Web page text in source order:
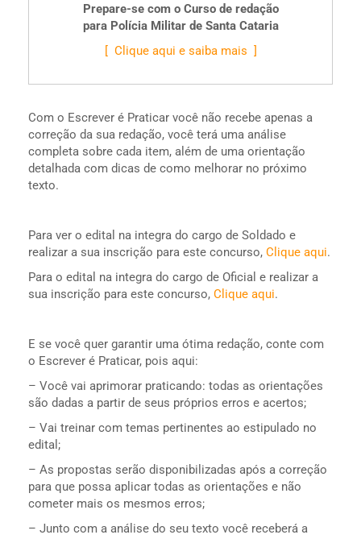
Prepare-se com o Curso de redação
para Polícia Militar de Santa Cataria
[ Clique aqui e saiba mais ]
Com o Escrever é Praticar você não recebe apenas a
correção da sua redação, você terá uma análise
completa sobre cada item, além de uma orientação
detalhada com dicas de como melhorar no próximo
texto.
Para ver o edital na integra do cargo de Soldado e
realizar a sua inscrição para este concurso, Clique aqui.
Para o edital na integra do cargo de Oficial e realizar a
sua inscrição para este concurso, Clique aqui.
E se você quer garantir uma ótima redação, conte com
o Escrever é Praticar, pois aqui:
– Você vai aprimorar praticando: todas as orientações
são dadas a partir de seus próprios erros e acertos;
– Vai treinar com temas pertinentes ao estipulado no
edital;
– As propostas serão disponibilizadas após a correção
para que possa aplicar todas as orientações e não
cometer mais os mesmos erros;
– Junto com a análise do seu texto você receberá a